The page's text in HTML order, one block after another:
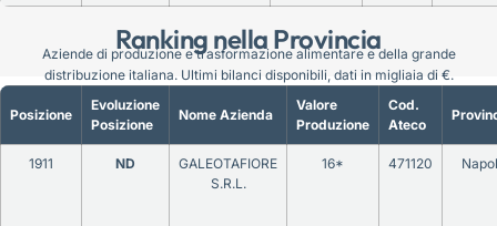
Ranking nella Provincia
Posizione
Evoluzione
Posizione
Nome Azienda
Valore
Produzione
Cod.
Ateco
1911 ND
GALEOTAFIORE
S.R.L.
16* 471120
Aziende di produzione e trasformazione alimentare e della grande
distribuzione italiana. Ultimi bilanci disponibili, dati in migliaia di €.